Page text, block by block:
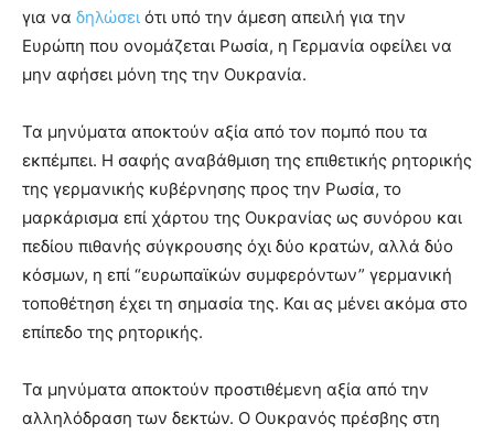
για να δηλώσει ότι υπό την άμεση απειλή για την
Ευρώπη που ονομάζεται Ρωσία, η Γερμανία οφείλει να
μην αφήσει μόνη της την Ουκρανία.
Τα μηνύματα αποκτούν αξία από τον πομπό που τα
εκπέμπει. Η σαφής αναβάθμιση της επιθετικής ρητορικής
της γερμανικής κυβέρνησης προς την Ρωσία, το
μαρκάρισμα επί χάρτου της Ουκρανίας ως συνόρου και
πεδίου πιθανής σύγκρουσης όχι δύο κρατών, αλλά δύο
κόσμων, η επί “ευρωπαϊκών συμφερόντων” γερμανική
τοποθέτηση έχει τη σημασία της. Και ας μένει ακόμα στο
επίπεδο της ρητορικής.
Τα μηνύματα αποκτούν προστιθέμενη αξία από την
αλληλόδραση των δεκτών. Ο Ουκρανός πρέσβης στη